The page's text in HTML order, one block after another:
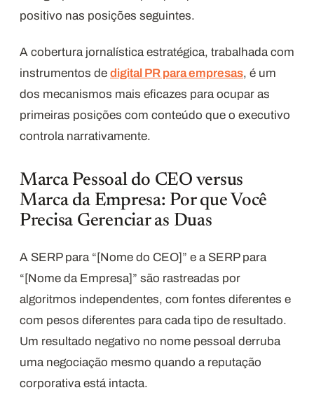
positivo nas posições seguintes.
A cobertura jornalística estratégica, trabalhada com
instrumentos de digital PR para empresas, é um
dos mecanismos mais eficazes para ocupar as
primeiras posições com conteúdo que o executivo
controla narrativamente.
Marca Pessoal do CEO versus
Marca da Empresa: Por que Você
Precisa Gerenciar as Duas
A SERP para “[Nome do CEO]” e a SERP para
“[Nome da Empresa]” são rastreadas por
algoritmos independentes, com fontes diferentes e
com pesos diferentes para cada tipo de resultado.
Um resultado negativo no nome pessoal derruba
uma negociação mesmo quando a reputação
corporativa está intacta.